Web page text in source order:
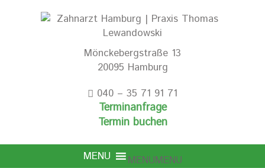
Mönckebergstraße 13
20095 Hamburg
040 – 35 71 91 71
Terminanfrage
Termin buchen
MENUMENU